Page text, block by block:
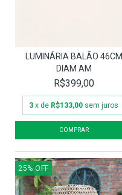
LUMINÁRIA BALÃO 46CM
DIAM AM
R$399,00
3 x de R$133,00 sem juros
25% OFF